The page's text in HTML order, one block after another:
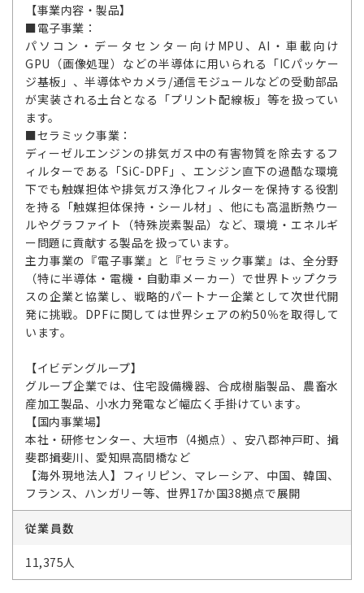
【事業内容・製品】
■電子事業：
パソコン・データセンター向けMPU、AI・車載向け
GPU（画像処理）などの半導体に用いられる「ICパッケー
ジ基板」、半導体やカメラ/通信モジュールなどの受動部品
が実装される土台となる「プリント配線板」等を扱ってい
ます。
■セラミック事業：
ディーゼルエンジンの排気ガス中の有害物質を除去するフ
ィルターである「SiC-DPF」、エンジン直下の過酷な環境
下でも触媒担体や排気ガス浄化フィルターを保持する役割
を持る「触媒担体保持・シール材」、他にも高温断熱ウー
ルやグラファイト（特殊炭素製品）など、環境・エネルギ
ー問題に貢献する製品を扱っています。
主力事業の『電子事業』と『セラミック事業』は、全分野
（特に半導体・電機・自動車メーカー）で世界トップクラ
スの企業と協業し、戦略的パートナー企業として次世代開
発に挑戦。DPFに関しては世界シェアの約50％を取得して
います。
【イビデングループ】
グループ企業では、住宅設備機器、合成樹脂製品、農畜水
産加工製品、小水力発電など幅広く手掛けています。
【国内事業場】
本社・研修センター、大垣市（4拠点）、安八郡神戸町、揖
斐郡揖斐川、愛知県高間橋など
【海外現地法人】フィリピン、マレーシア、中国、韓国、
フランス、ハンガリー等、世界17か国38拠点で展開
従業員数
11,375人